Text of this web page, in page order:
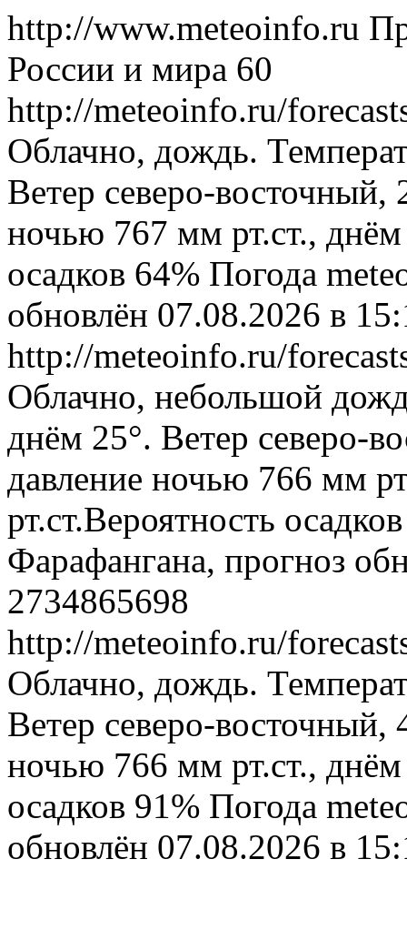
http://www.meteoinfo.ru
России и мира 60
http://meteoinfo.ru/
Облачно, дождь.
Ветер северо-
ночью 767 мм рт.ст.,
осадков 64% Погода
обновлён 07.08.2026 в
http://meteoinfo.ru/
Облачно, небольшой
днём 25°. Ветер северо-
давление ночью 766 мм
рт.ст.Вероятность
Фарафангана, прогноз
2734865698
http://meteoinfo.ru/
Облачно, дождь.
Ветер северо-
ночью 766 мм рт.ст.,
осадков 91% Погода
обновлён 07.08.2026 в